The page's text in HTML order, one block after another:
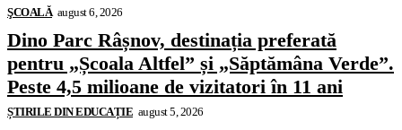
ŞCOALĂ august 6, 2026
Dino Parc Râșnov, destinația preferată
pentru „Școala Altfel” și „Săptămâna Verde”.
Peste 4,5 milioane de vizitatori în 11 ani
ȘTIRILE DIN EDUCAȚIE august 5, 2026